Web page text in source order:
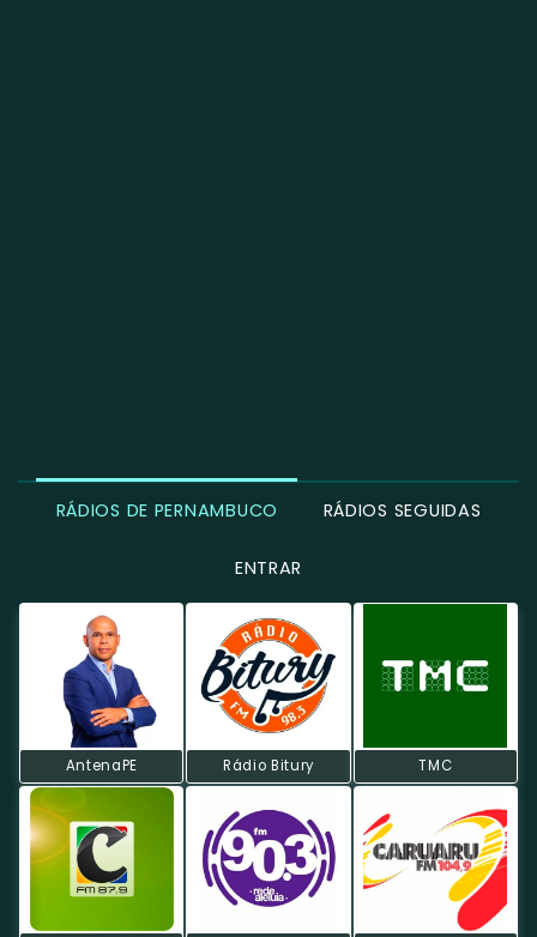
RÁDIOS DE PERNAMBUCO RÁDIOS SEGUIDAS
ENTRAR
AntenaPE Rádio Bitury TMC